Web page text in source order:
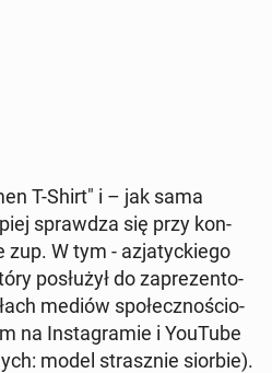
T-Shirt" i – jak sama
spraw­dza się przy kon­
W tym - azja­tyc­kie­go
po­słu­żył do za­pre­zen­to­
mediów spo­łecz­no­ścio­
na In­sta­gra­mie i YouTube
model strasz­nie siorbie).